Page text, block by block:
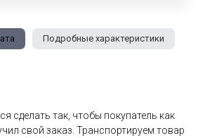
Подробные характеристики
сделать так, чтобы покупатель как
свой заказ. Транспортируем товар